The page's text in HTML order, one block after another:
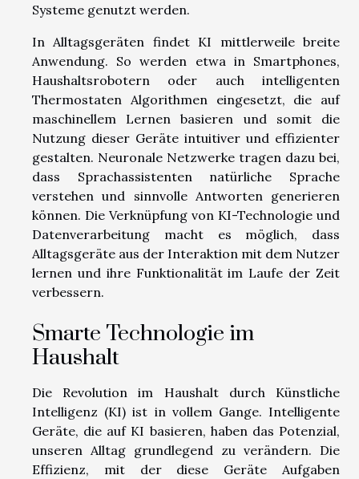
Systeme genutzt werden.
In Alltagsgeräten findet KI mittlerweile breite
Anwendung. So werden etwa in Smartphones,
Haushaltsrobotern oder auch intelligenten
Thermostaten Algorithmen eingesetzt, die auf
maschinellem Lernen basieren und somit die
Nutzung dieser Geräte intuitiver und effizienter
gestalten. Neuronale Netzwerke tragen dazu bei,
dass Sprachassistenten natürliche Sprache
verstehen und sinnvolle Antworten generieren
können. Die Verknüpfung von KI-Technologie und
Datenverarbeitung macht es möglich, dass
Alltagsgeräte aus der Interaktion mit dem Nutzer
lernen und ihre Funktionalität im Laufe der Zeit
verbessern.
Smarte Technologie im
Haushalt
Die Revolution im Haushalt durch Künstliche
Intelligenz (KI) ist in vollem Gange. Intelligente
Geräte, die auf KI basieren, haben das Potenzial,
unseren Alltag grundlegend zu verändern. Die
Effizienz, mit der diese Geräte Aufgaben